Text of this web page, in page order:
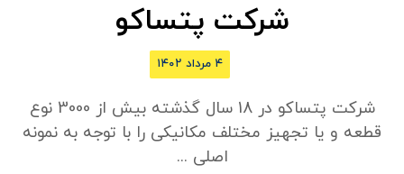
شرکت پتساکو
۴ مرداد ۱۴۰۲
شرکت پتساکو در 18 سال گذشته بیش از 3000 نوع
قطعه و یا تجهیز مختلف مکانیکی را با توجه به نمونه
اصلی ...